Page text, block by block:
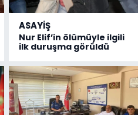
ASAYİŞ
Nur Elif’in ölümüyle ilgili
ilk duruşma görüldü